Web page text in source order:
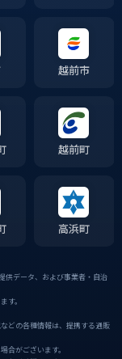
越前市
越前町
高浜町
データ、および事業者・自治
す。
どの各種情報は、提携する通販
合がございます。